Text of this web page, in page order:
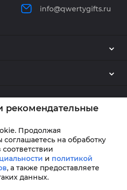
info@qwertygifts.ru
© 2026
рекомендательные
Продолжая
соглашаетесь на обработку
и политикой
, а также предоставляете
данных.